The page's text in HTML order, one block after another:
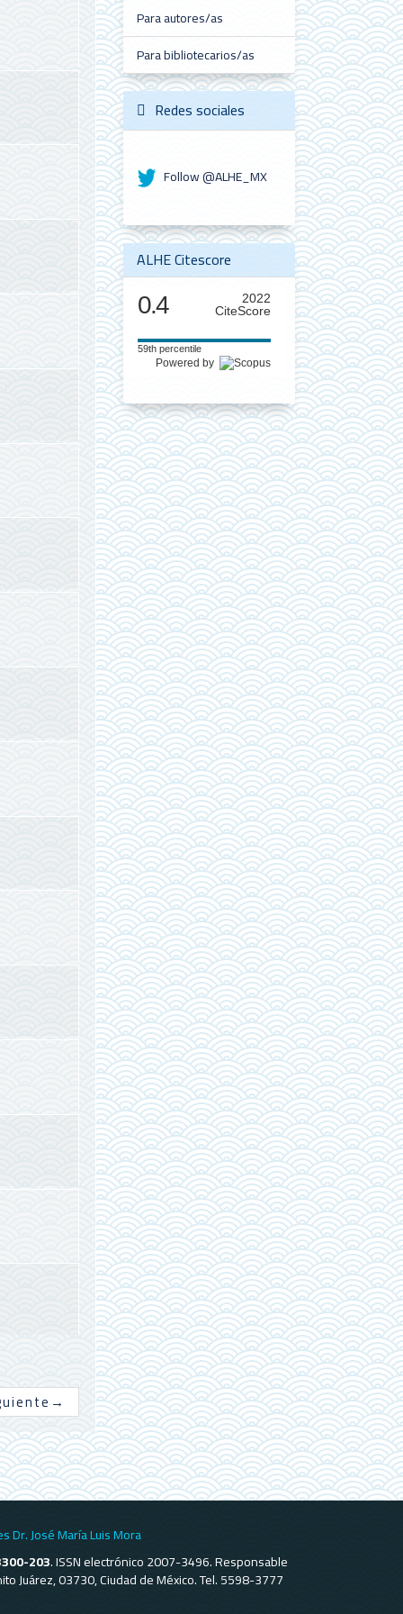
→
Para autores/as
Para bibliotecarios/as
Redes sociales
Follow @ALHE_MX
ALHE Citescore
0.4
2022
CiteScore
59th percentile
Powered by
Dr. José María Luis Mora
203. ISSN electrónico 2007-3496. Responsable
Juárez, 03730, Ciudad de México. Tel. 5598-3777